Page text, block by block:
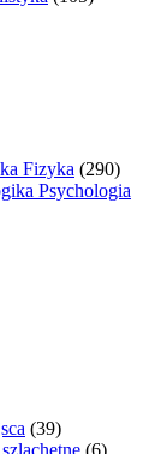
Fizyka (290)
Psychologia
(39)
(6)